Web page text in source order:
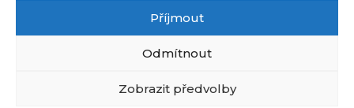
Příjmout
Odmítnout
Zobrazit předvolby
Sponsors and partners
for you?
and stay one step ahead.
Subscribe
newsletter